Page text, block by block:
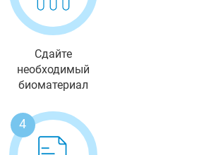
Сдайте
необходимый
биоматериал
4